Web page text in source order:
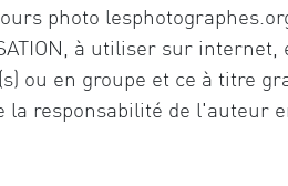
photo
à utiliser sur
ou en groupe et ce à titre
responsabilité de l'auteur